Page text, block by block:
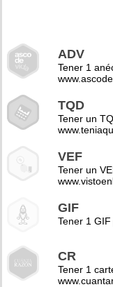
ADV
Tener 1
TQD
Tener un
VEF
Tener un
GIF
Tener 1
CR
Tener 1